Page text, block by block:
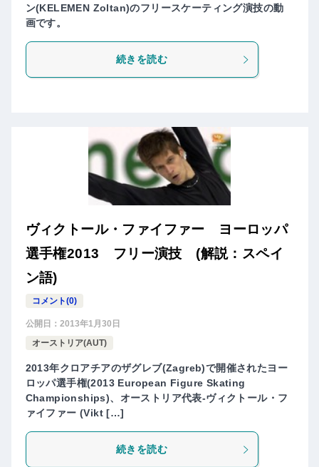
ン(KELEMEN Zoltan)のフリースケーティング演技の動
画です。
続きを読む
ヴィクトール・ファイファー ヨーロッパ
選手権2013 フリー演技 (解説：スペイ
ン語)
コメント(0)
公開日： 2013年1月30日
オーストリア(AUT)
2013年クロアチアのザグレブ(Zagreb)で開催されたヨー
ロッパ選手権(2013 European Figure Skating
Championships)、オーストリア代表-ヴィクトール・フ
ァイファー (Vikt […]
続きを読む